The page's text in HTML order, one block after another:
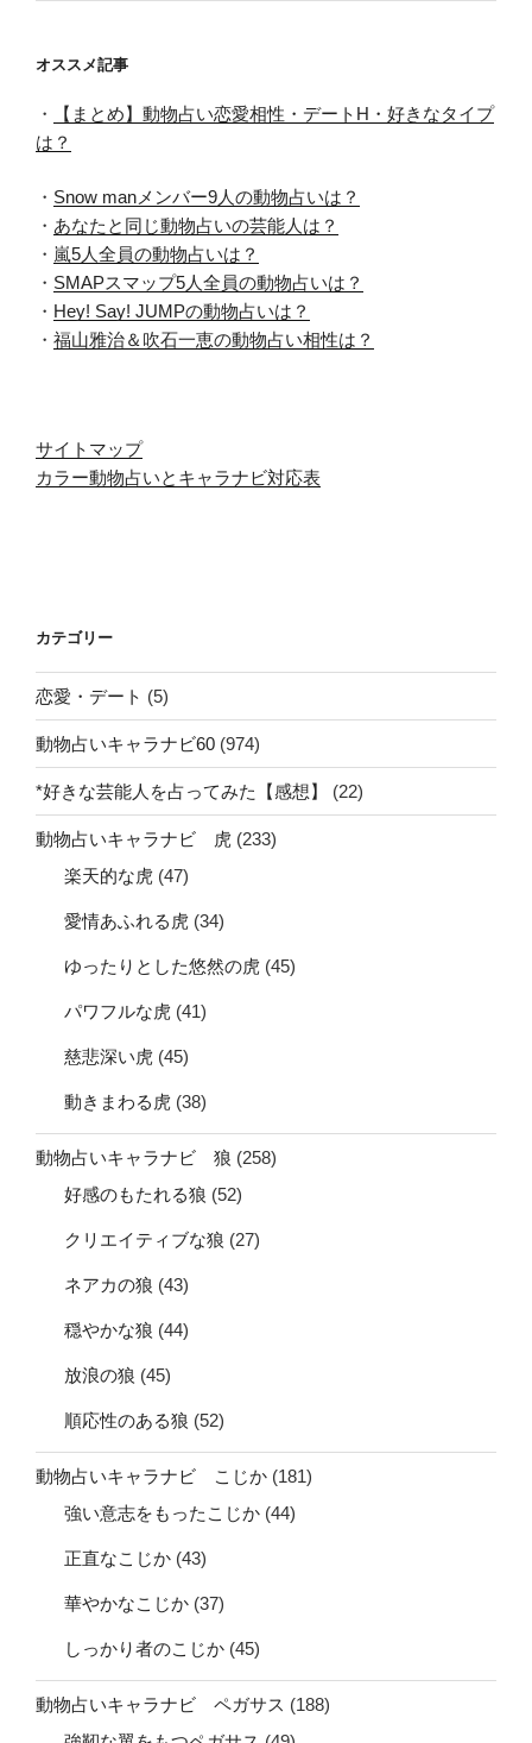
オススメ記事
・
【まとめ】動物占い恋愛相性・デートH・好きなタイプ
は？
・ Snow manメンバー9人の動物占いは？
・ あなたと同じ動物占いの芸能人は？
・ 嵐5人全員の動物占いは？
・ SMAPスマップ5人全員の動物占いは？
・ Hey! Say! JUMPの動物占いは？
・ 福山雅治＆吹石一恵の動物占い相性は？
サイトマップ
カラー動物占いとキャラナビ対応表
カテゴリー
恋愛・デート (5)
動物占いキャラナビ60 (974)
*好きな芸能人を占ってみた【感想】 (22)
動物占いキャラナビ 虎 (233)
楽天的な虎 (47)
愛情あふれる虎 (34)
ゆったりとした悠然の虎 (45)
パワフルな虎 (41)
慈悲深い虎 (45)
動きまわる虎 (38)
動物占いキャラナビ 狼 (258)
好感のもたれる狼 (52)
クリエイティブな狼 (27)
ネアカの狼 (43)
穏やかな狼 (44)
放浪の狼 (45)
順応性のある狼 (52)
動物占いキャラナビ こじか (181)
強い意志をもったこじか (44)
正直なこじか (43)
華やかなこじか (37)
しっかり者のこじか (45)
動物占いキャラナビ ペガサス (188)